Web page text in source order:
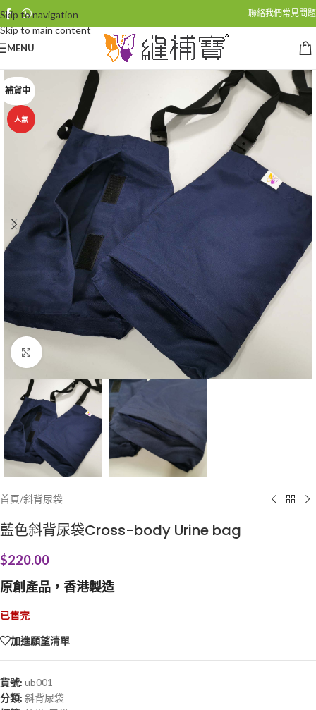
Skip to navigation
Skip to main content
聯絡我們常見問題
MENU
補貨中
人氣
Click to enlarge
首頁/斜背尿袋
藍色斜背尿袋Cross-body Urine bag
$220.00
原創產品，香港製造
已售完
加進願望清單
貨號: ub001
分類: 斜背尿袋